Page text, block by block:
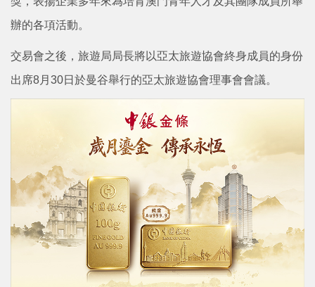
辦的各項活動。
交易會之後，旅遊局局長將以亞太旅遊協會終身成員的身份
出席8月30日於曼谷舉行的亞太旅遊協會理事會會議。